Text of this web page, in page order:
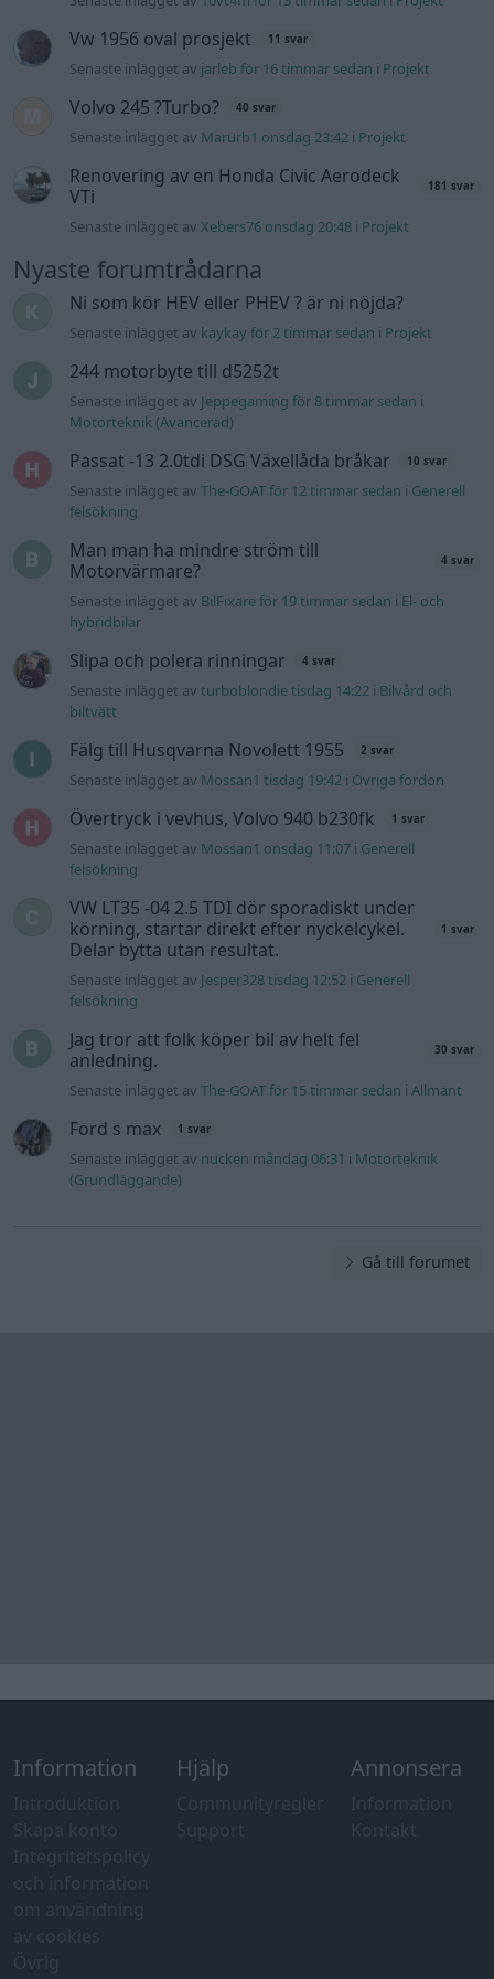
Vw 1956 oval prosjekt 11 svar
Senaste inlägget av jarleb för 16 timmar sedan i Projekt
Volvo 245 ?Turbo? 40 svar
Senaste inlägget av Marurb1 onsdag 23:42 i Projekt
Renovering av en Honda Civic Aerodeck
VTi
181 svar
Senaste inlägget avXebers76 onsdag 20:48 i Projekt
Nyaste forumtrådarna
Ni som kör HEV eller PHEV ? är ni nöjda?
Senaste inlägget av kaykay för 2 timmar sedan i Projekt
244 motorbyte till d5252t
Senaste inlägget av Jeppegaming för 8 timmar sedan i
Motorteknik (Avancerad)
Passat -13 2.0tdi DSG Växellåda bråkar 10 svar
Senaste inlägget avThe-GOAT för 12 timmar sedan i Generell
felsökning
Man man ha mindre ström till
Motorvärmare?
4 svar
Senaste inlägget av BilFixare för 19 timmar sedan i El- och
hybridbilar
Slipa och polera rinningar 4 svar
Senaste inlägget avturboblondie tisdag 14:22 i Bilvård och
biltvätt
Fälg till Husqvarna Novolett 1955 2 svar
Senaste inlägget av Mossan1 tisdag 19:42 i Övriga fordon
Övertryck i vevhus, Volvo 940 b230fk 1 svar
Senaste inlägget av Mossan1 onsdag 11:07 i Generell
felsökning
VW LT35 -04 2.5 TDI dör sporadiskt under
körning, startar direkt efter nyckelcykel.
Delar bytta utan resultat.
1 svar
Senaste inlägget av Jesper328 tisdag 12:52 i Generell
felsökning
Jag tror att folk köper bil av helt fel
anledning.
30 svar
Senaste inlägget avThe-GOAT för 15 timmar sedan i Allmänt
Ford s max 1 svar
Senaste inlägget av nucken måndag 06:31 i Motorteknik
(Grundläggande)
Gå till forumet
Information Hjälp Annonsera